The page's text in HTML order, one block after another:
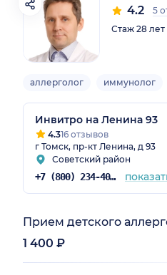
4.2
5
Стаж 28 лет
аллерголог иммунолог
Инвитро на Ленина 93
4.316 отзывов
г Томск, пр-кт Ленина, д 93
Советский район
+7 (800) 234-40-50
Прием детского
1 400 ₽